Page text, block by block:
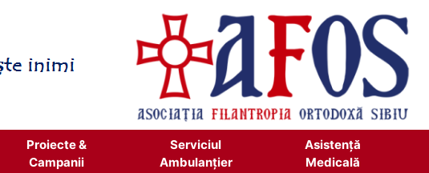
Proiecte &
Campanii
Serviciul
Ambulanțier
Asistență
Medicală